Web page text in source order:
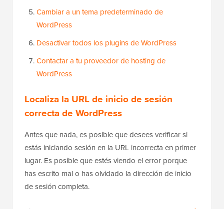
Cambiar a un tema predeterminado de
WordPress
Desactivar todos los plugins de WordPress
Contactar a tu proveedor de hosting de
WordPress
Localiza la URL de inicio de sesión
correcta de WordPress
Antes que nada, es posible que desees verificar si
estás iniciando sesión en la URL incorrecta en primer
lugar. Es posible que estés viendo el error porque
has escrito mal o has olvidado la dirección de inicio
de sesión completa.